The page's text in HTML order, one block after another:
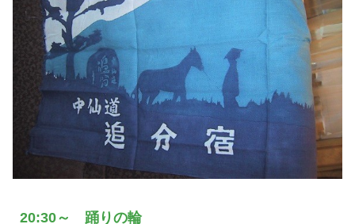
20:30～ 踊りの輪